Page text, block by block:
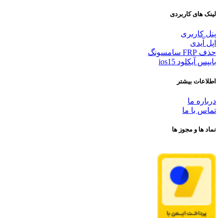
لینک های کاربردی
پنل کاربری
اپل آیدی
حذف FRP سامسونگ
بایپس آیکلود ios15
اطلاعات بیشتر
درباره ما
تماس با ما
نماد ها و مجوز ها